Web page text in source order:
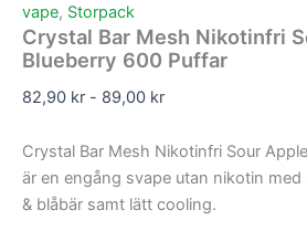
vape, Storpack
Crystal Bar Mesh Nikotinfri
Blueberry 600 Puffar
82,90 kr - 89,00 kr
Crystal Bar Mesh Nikotinfri Sour
är en engång svape utan nikotin med
& blåbär samt lätt cooling.